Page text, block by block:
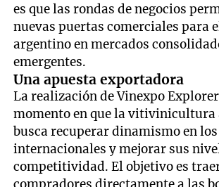
es que las rondas de negocios
nuevas puertas comerciales para
argentino en mercados
emergentes.
Una apuesta exportadora
La realización de Vinexpo
momento en que la vitivinicultura
busca recuperar dinamismo en
internacionales y mejorar sus
competitividad. El objetivo es